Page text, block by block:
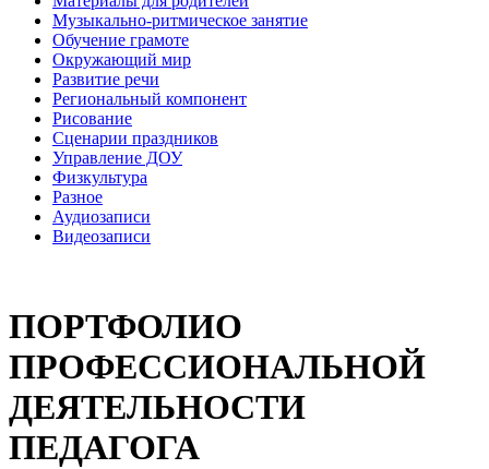
Музыкально-ритмическое занятие
Обучение грамоте
Окружающий мир
Развитие речи
Региональный компонент
Рисование
Сценарии праздников
Управление ДОУ
Физкультура
Разное
Аудиозаписи
Видеозаписи
ПОРТФОЛИО
ПРОФЕССИОНАЛЬНОЙ
ДЕЯТЕЛЬНОСТИ
ПЕДАГОГА